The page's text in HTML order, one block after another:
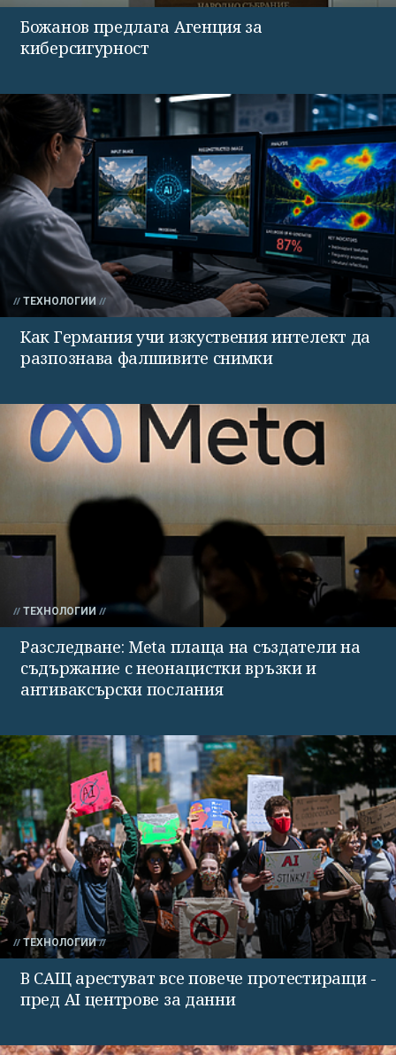
Божанов предлага Агенция за
киберсигурност
ТЕХНОЛОГИИ
Как Германия учи изкуствения интелект да
разпознава фалшивите снимки
ТЕХНОЛОГИИ
Разследване: Meta плаща на създатели на
съдържание с неонацистки връзки и
антиваксърски послания
ТЕХНОЛОГИИ
В САЩ арестуват все повече протестиращи -
пред AI центрове за данни